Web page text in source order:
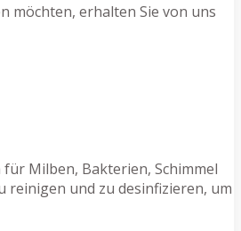
möchten, erhalten Sie von uns
Milben, Bakterien, Schimmel
reinigen und zu desinfizieren, um